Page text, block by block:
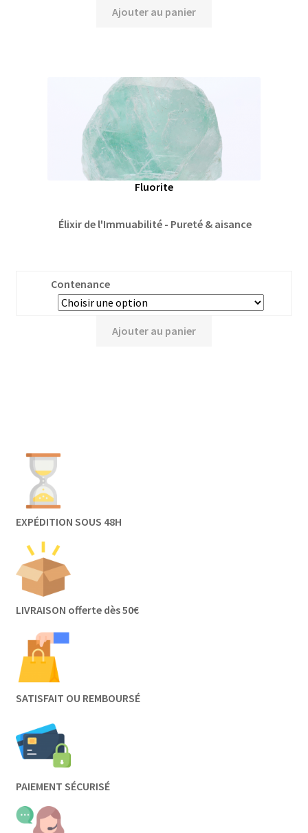
Ajouter au panier
Fluorite
Élixir de l'Immuabilité - Pureté & aisance
Contenance
Ajouter au panier
EXPÉDITION SOUS 48H
LIVRAISON offerte dès 50€
SATISFAIT OU REMBOURSÉ
PAIEMENT SÉCURISÉ